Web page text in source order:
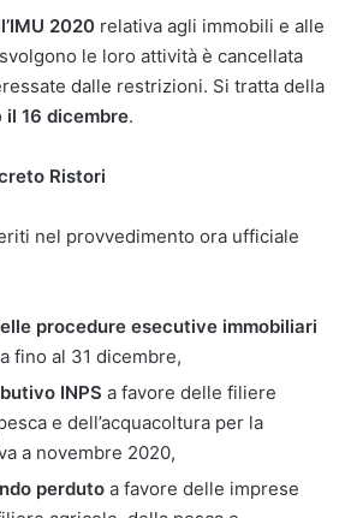
2020 relativa agli immobili e alle
le loro attività è cancellata
dalle restrizioni. Si tratta della
il 16 dicembre.
Ristori
nel provvedimento ora ufficiale
procedure esecutive immobiliari
fino al 31 dicembre,
INPS a favore delle filiere
e dell’acquacoltura per la
a novembre 2020,
perduto a favore delle imprese